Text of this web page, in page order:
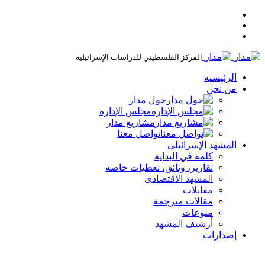
المركز الفلسطيني للدراسات الإسرائيلية
الرئيسية
من نحن
حول مدار
مجلس الإدارة
مشاريع مدار
تواصل معنا
المشهد الإسرائيلي
كلمة في البداية
تقارير، وثائق، تغطيات خاصة
المشهد الاقتصادي
مقابلات
مقالات مترجمة
منوعات
أرشيف المشهد
إصدارات